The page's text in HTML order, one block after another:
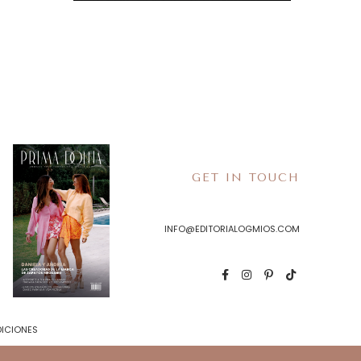
GET IN TOUCH
INFO@EDITORIALOGMIOS.COM